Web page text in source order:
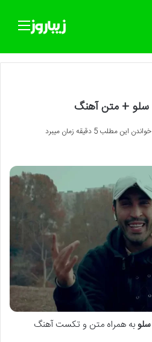
خواندن این مطلب 5 دقیقه زمان میبرد
به همراه متن و تکست آهنگ